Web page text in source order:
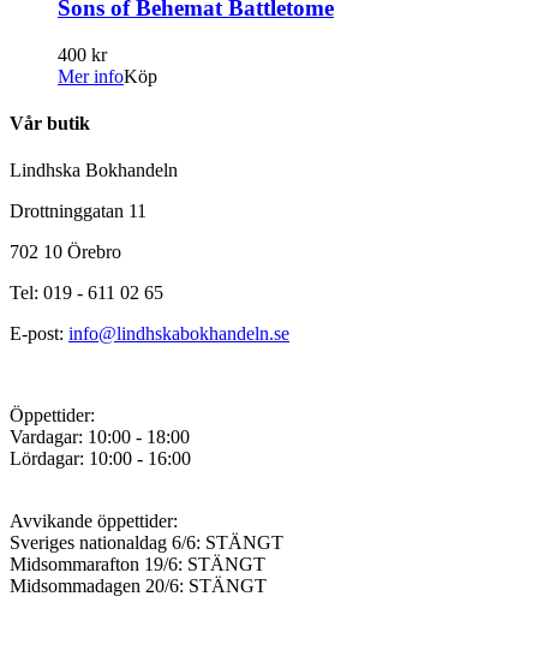
Sons of Behemat Battletome
400 kr
Mer infoKöp
Vår butik
Lindhska Bokhandeln
Drottninggatan 11
702 10 Örebro
Tel: 019 - 611 02 65
E-post: info@lindhskabokhandeln.se
Öppettider:
Vardagar: 10:00 - 18:00
Lördagar: 10:00 - 16:00
Avvikande öppettider:
Sveriges nationaldag 6/6: STÄNGT
Midsommarafton 19/6: STÄNGT
Midsommadagen 20/6: STÄNGT